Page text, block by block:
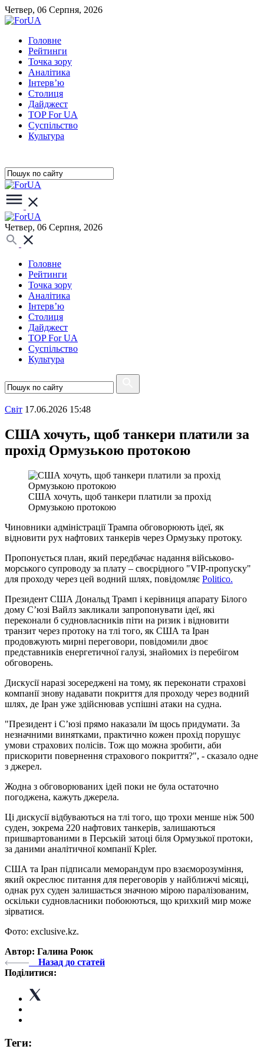
Четвер, 06 Серпня, 2026
Головне
Рейтинги
Точка зору
Аналітика
Інтерв’ю
Столиця
Дайджест
TOP For UA
Суспiльство
Культура
Четвер, 06 Серпня, 2026
Головне
Рейтинги
Точка зору
Аналітика
Інтерв’ю
Столиця
Дайджест
TOP For UA
Суспiльство
Культура
Свiт 17.06.2026 15:48
США хочуть, щоб танкери платили за
прохід Ормузькою протокою
США хочуть, щоб танкери платили за прохід
Ормузькою протокою
Чиновники адміністрації Трампа обговорюють ідеї, як
відновити рух нафтових танкерів через Ормузьку протоку.
Пропонується план, який передбачає надання військово-
морського супроводу за плату – своєрідного "VIP-пропуску"
для проходу через цей водний шлях, повідомляє Politico.
Президент США Дональд Трамп і керівниця апарату Білого
дому С’юзі Вайлз закликали запропонувати ідеї, які
переконали б судновласників піти на ризик і відновити
транзит через протоку на тлі того, як США та Іран
продовжують мирні переговори, повідомили двоє
представників енергетичної галузі, знайомих із перебігом
обговорень.
Дискусії наразі зосереджені на тому, як переконати страхові
компанії знову надавати покриття для проходу через водний
шлях, де Іран уже здійснював успішні атаки на судна.
"Президент і С’юзі прямо наказали їм щось придумати. За
незначними винятками, практично кожен прохід порушує
умови страхових полісів. Тож що можна зробити, аби
прискорити повернення страхового покриття?", - сказало одне
з джерел.
Жодна з обговорюваних ідей поки не була остаточно
погоджена, кажуть джерела.
Ці дискусії відбуваються на тлі того, що трохи менше ніж 500
суден, зокрема 220 нафтових танкерів, залишаються
пришвартованими в Перській затоці біля Ормузької протоки,
за даними аналітичної компанії Kpler.
США та Іран підписали меморандум про взаєморозуміння,
який окреслює питання для переговорів у найближчі місяці,
однак рух суден залишається значною мірою паралізованим,
оскільки судновласники побоюються, що крихкий мир може
зірватися.
Фото: exclusive.kz.
Автор: Галина Роюк
Назад до статей
Поділитися:
Теги: